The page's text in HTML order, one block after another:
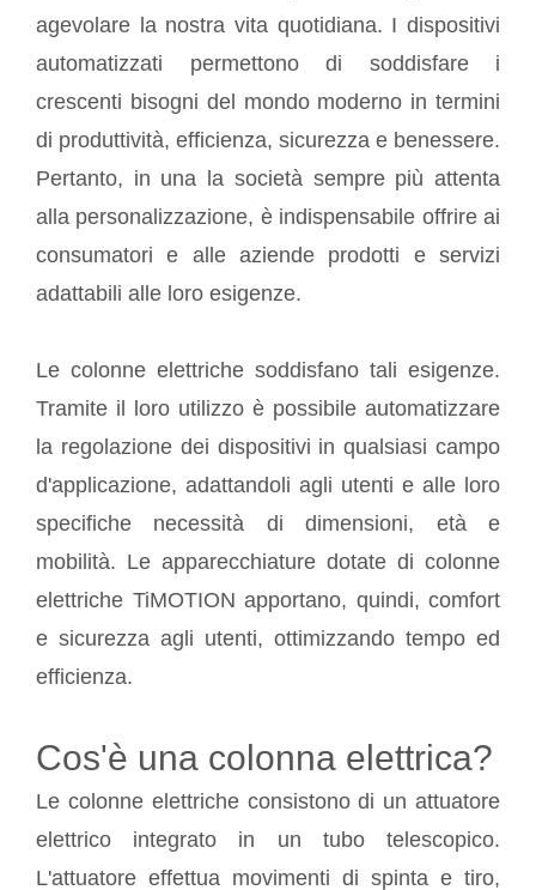
agevolare la nostra vita quotidiana. I dispositivi
automatizzati permettono di soddisfare i
crescenti bisogni del mondo moderno in termini
di produttività, efficienza, sicurezza e benessere.
Pertanto, in una la società sempre più attenta
alla personalizzazione, è indispensabile offrire ai
consumatori e alle aziende prodotti e servizi
adattabili alle loro esigenze.
Le colonne elettriche soddisfano tali esigenze.
Tramite il loro utilizzo è possibile automatizzare
la regolazione dei dispositivi in qualsiasi campo
d'applicazione, adattandoli agli utenti e alle loro
specifiche necessità di dimensioni, età e
mobilità. Le apparecchiature dotate di colonne
elettriche TiMOTION apportano, quindi, comfort
e sicurezza agli utenti, ottimizzando tempo ed
efficienza.
Cos'è una colonna elettrica?
Le colonne elettriche consistono di un attuatore
elettrico integrato in un tubo telescopico.
L'attuatore effettua movimenti di spinta e tiro,